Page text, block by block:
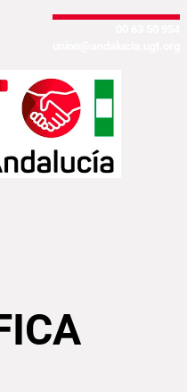
تخطي إلى المحتوى الرئيسي